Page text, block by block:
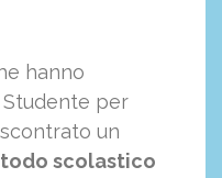
hanno
per
un
scolastico